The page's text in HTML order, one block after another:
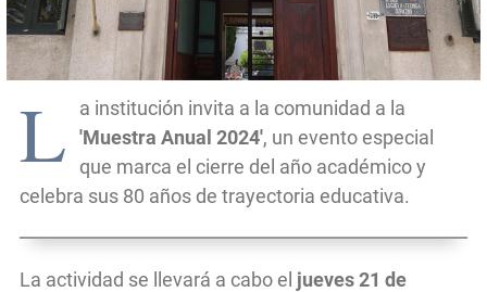
L
a institución invita a la comunidad a la
'Muestra Anual 2024', un evento especial
que marca el cierre del año académico y
celebra sus 80 años de trayectoria educativa.
La actividad se llevará a cabo el jueves 21 de